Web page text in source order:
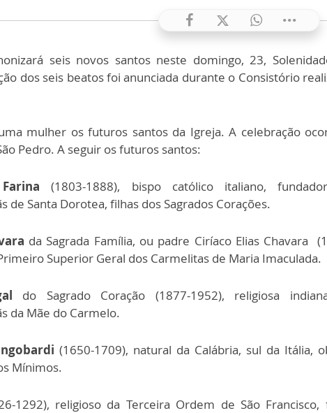
seis novos santos neste domingo, 23,
dos seis beatos foi anunciada durante o Consistório
mulher os futuros santos da Igreja. A celebração
Pedro. A seguir os futuros santos:
(1803-1888), bispo católico italiano,
de Santa Dorotea, filhas dos Sagrados Corações.
da Sagrada Família, ou padre Ciríaco Elias Chavara
Superior Geral dos Carmelitas de Maria Imaculada.
do Sagrado Coração (1877-1952), religiosa
da Mãe do Carmelo.
(1650-1709), natural da Calábria, sul da Itália,
Mínimos.
1292), religioso da Terceira Ordem de São